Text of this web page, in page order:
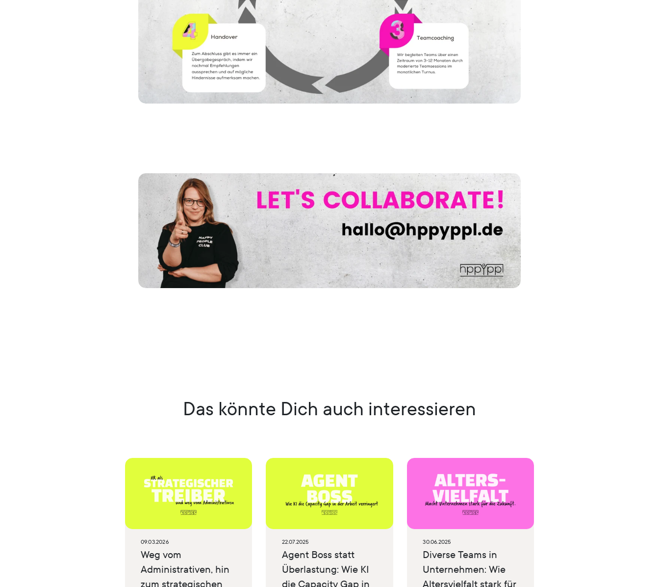
Das könnte Dich auch interessieren
09.03.2026
Weg vom
Administrativen, hin
zum strategischen
22.07.2025
Agent Boss statt
Überlastung: Wie KI
die Capacity Gap in
30.06.2025
Diverse Teams in
Unternehmen: Wie
Altersvielfalt stark für